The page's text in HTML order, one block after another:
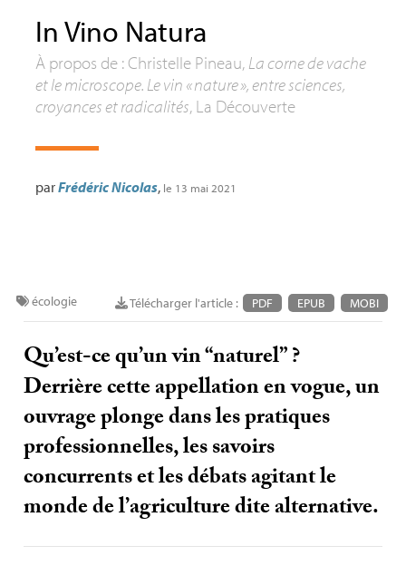
In Vino Natura
À propos de : Christelle Pineau, La corne de vache
et le microscope. Le vin «nature», entre sciences,
croyances et radicalités, La Découverte
parFrédéric Nicolas, le 13 mai 2021
Télécharger l'article : PDF EPUB MOBI
écologie
Qu’est-ce qu’un vin “naturel”?
Derrière cette appellation en vogue, un
ouvrage plonge dans les pratiques
professionnelles, les savoirs
concurrents et les débats agitant le
monde de l’agriculture dite alternative.